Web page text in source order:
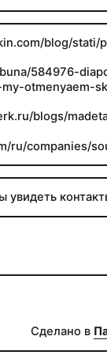
blog/stati/
584976-
otmenyaem-
blogs/
ru/companies/
увидеть
Сделано в